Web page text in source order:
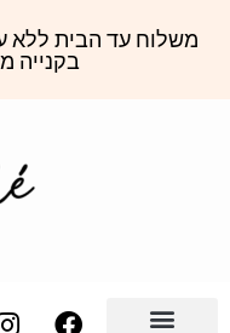
משלוח עד הבית ללא
בקנייה מעל 349 ש"ח